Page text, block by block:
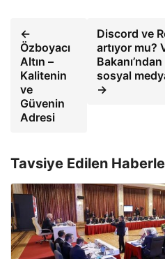
←
Özboyacı
Altın –
Kalitenin
ve
Güvenin
Adresi
Discord ve
artıyor mu?
sosyal
→
Tavsiye Edilen